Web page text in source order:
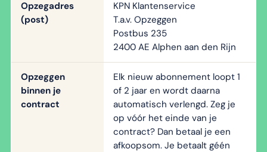
Opzegadres
(post)
KPN Klantenservice
T.a.v. Opzeggen
Postbus 235
2400 AE Alphen aan den Rijn
Opzeggen
binnen je
contract
Elk nieuw abonnement loopt 1
of 2 jaar en wordt daarna
automatisch verlengd. Zeg je
op vóór het einde van je
contract? Dan betaal je een
afkoopsom. Je betaalt géén